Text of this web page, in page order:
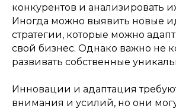
конкурентов и анализировать
Иногда можно выявить новые
стратегии, которые можно
свой бизнес. Однако важно не
развивать собственные
Инновации и адаптация
внимания и усилий, но они